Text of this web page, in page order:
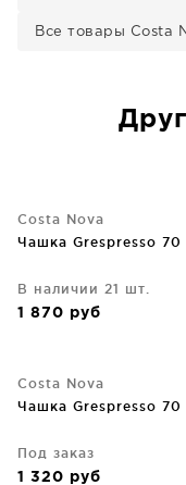
Все товары Costa
Costa Nova
Чашка Grespresso 70
В наличии 21 шт.
1 870 руб
Costa Nova
Чашка Grespresso 70
Под заказ
1 320 руб